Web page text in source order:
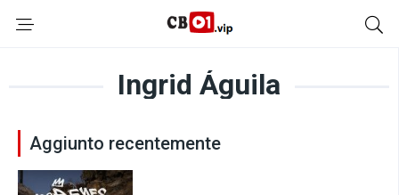
Ingrid Águila
Aggiunto recentemente